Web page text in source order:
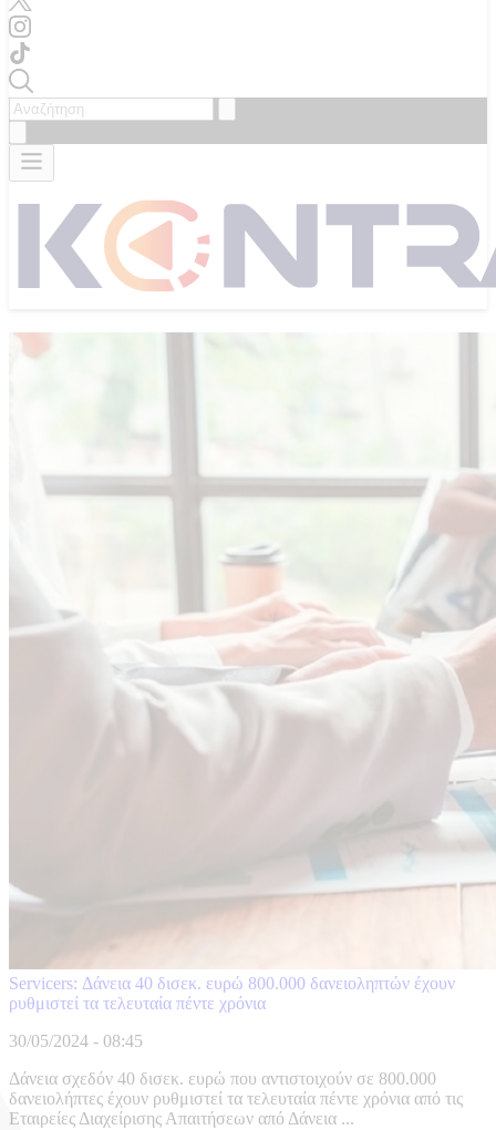
Servicers: Δάνεια 40 δισεκ. ευρώ 800.000 δανειοληπτών έχουν
ρυθμιστεί τα τελευταία πέντε χρόνια
30/05/2024 - 08:45
Δάνεια σχεδόν 40 δισεκ. ευρώ που αντιστοιχούν σε 800.000
δανειολήπτες έχουν ρυθμιστεί τα τελευταία πέντε χρόνια από τις
Εταιρείες Διαχείρισης Απαιτήσεων από Δάνεια ...